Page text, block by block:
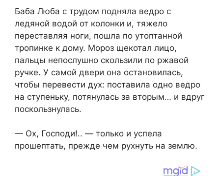
Баба Люба с трудом подняла ведро с
ледяной водой от колонки и, тяжело
переставляя ноги, пошла по утоптанной
тропинке к дому. Мороз щекотал лицо,
пальцы непослушно скользили по ржавой
ручке. У самой двери она остановилась,
чтобы перевести дух: поставила одно ведро
на ступеньку, потянулась за вторым… и вдруг
поскользнулась.
— Ох, Господи!.. — только и успела
прошептать, прежде чем рухнуть на землю.